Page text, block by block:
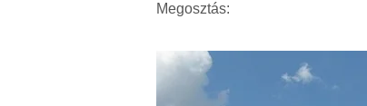
Megosztás: